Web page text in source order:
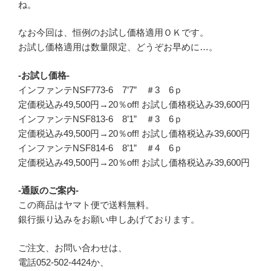
ね。
なお今回は、恒例のお試し価格適用ＯＫです。
お試し価格適用は数量限定、どうぞお早めに…。
-お試し価格-
インファンテNSF773-6 7’7” ＃3 6ｐ
定価税込み49,500円→20％off! お試し価格税込み39,600円
インファンテNSF813-6 8’1” ＃3 6ｐ
定価税込み49,500円→20％off! お試し価格税込み39,600円
インファンテNSF814-6 8’1” ＃4 6ｐ
定価税込み49,500円→20％off! お試し価格税込み39,600円
-通販のご案内-
この商品はヤマト便で送料無料。
銀行振り込みをお願い申しあげております。
ご注文、お問い合わせは、
電話052-502-4424か、